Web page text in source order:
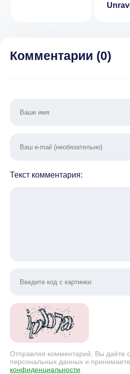
Комментарии (0)
Текст комментария:
Отправляя комментарий, Вы даёте
персональных данных и
конфиденциальности